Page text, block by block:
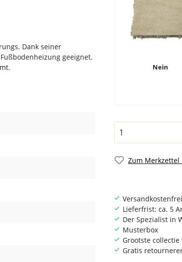
Nein
Zum
Lieferfrist: ca. 5
Der Spezialist in
Musterbox
Grootste
Gratis
Dank seiner
geeignet.